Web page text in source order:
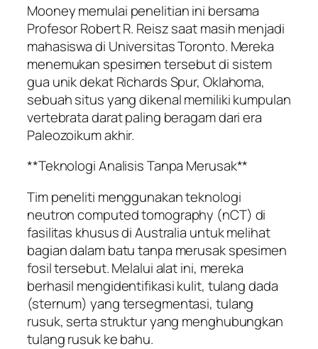
Mooney memulai penelitian ini bersama
Profesor Robert R. Reisz saat masih menjadi
mahasiswa di Universitas Toronto. Mereka
menemukan spesimen tersebut di sistem
gua unik dekat Richards Spur, Oklahoma,
sebuah situs yang dikenal memiliki kumpulan
vertebrata darat paling beragam dari era
Paleozoikum akhir.
**Teknologi Analisis Tanpa Merusak**
Tim peneliti menggunakan teknologi
neutron computed tomography (nCT) di
fasilitas khusus di Australia untuk melihat
bagian dalam batu tanpa merusak spesimen
fosil tersebut. Melalui alat ini, mereka
berhasil mengidentifikasi kulit, tulang dada
(sternum) yang tersegmentasi, tulang
rusuk, serta struktur yang menghubungkan
tulang rusuk ke bahu.